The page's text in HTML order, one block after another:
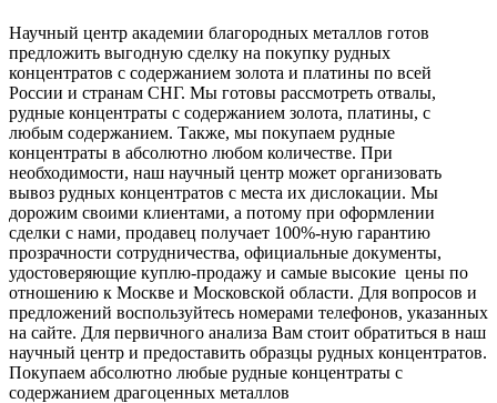
Научный центр академии благородных металлов готов
предложить выгодную сделку на покупку рудных
концентратов с содержанием золота и платины по всей
России и странам СНГ. Мы готовы рассмотреть отвалы,
рудные концентраты с содержанием золота, платины, с
любым содержанием. Также, мы покупаем рудные
концентраты в абсолютно любом количестве. При
необходимости, наш научный центр может организовать
вывоз рудных концентратов с места их дислокации. Мы
дорожим своими клиентами, а потому при оформлении
сделки с нами, продавец получает 100%-ную гарантию
прозрачности сотрудничества, официальные документы,
удостоверяющие куплю-продажу и самые высокие цены по
отношению к Москве и Московской области. Для вопросов и
предложений воспользуйтесь номерами телефонов, указанных
на сайте. Для первичного анализа Вам стоит обратиться в наш
научный центр и предоставить образцы рудных концентратов.
Покупаем абсолютно любые рудные концентраты с
содержанием драгоценных металлов